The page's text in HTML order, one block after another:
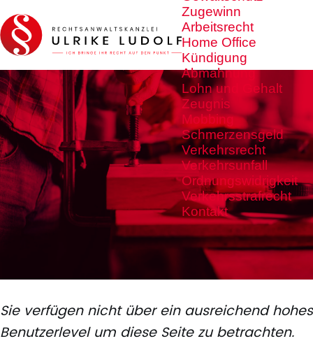
Zugewinn
Arbeitsrecht
Home Office
Kündigung
Abmahnung
Lohn und Gehalt
Zeugnis
Mobbing
Schmerzensgeld
Verkehrsrecht
Verkehrsunfall
Ordnungswidrigkeit
Verkehrsstrafrecht
Kontakt
Sie verfügen nicht über ein ausreichend hohes
Benutzerlevel um diese Seite zu betrachten.